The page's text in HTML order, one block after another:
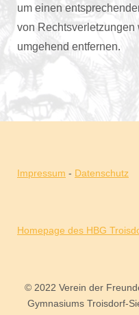
um einen
von
umgehend entfernen.
Impressum - Datenschutz
Homepage des HBG
© 2022 Verein der
Gymnasiums Troisdorf-